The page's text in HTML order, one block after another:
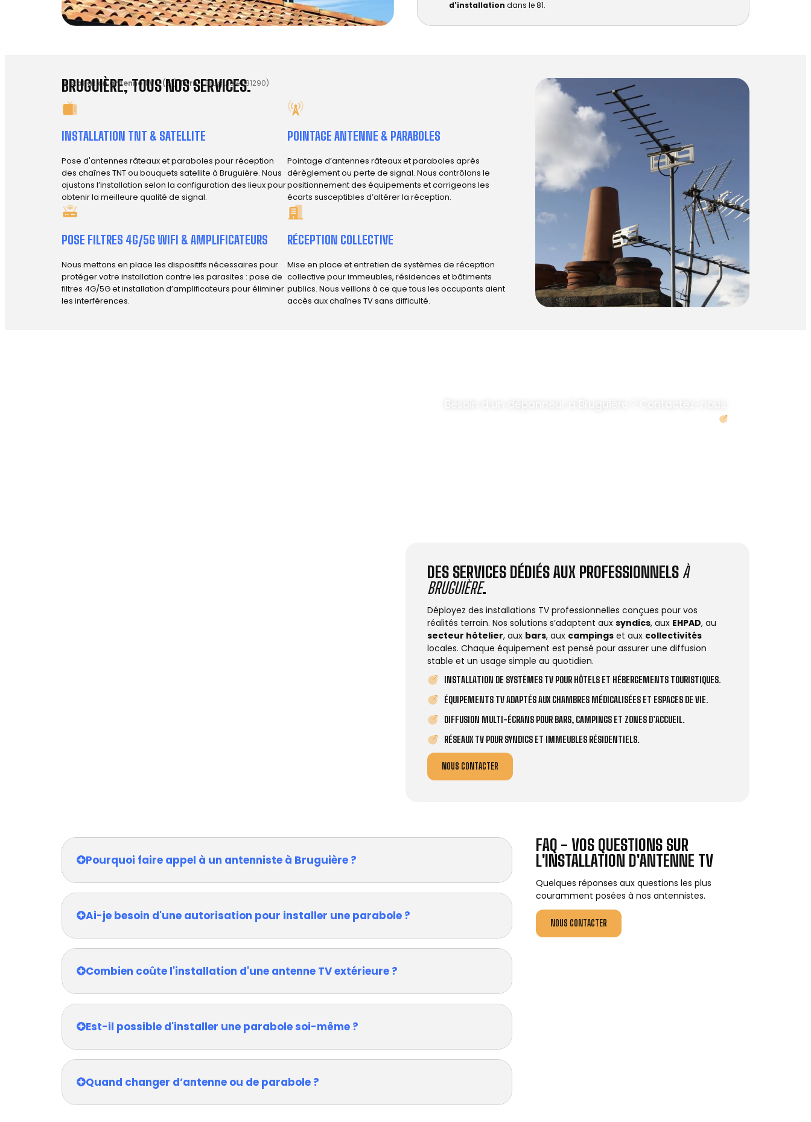
d'installation dans le 81.
Installation antenne TV-(81) Tarn-Bruguière (81290)
BRUGUIÈRE, TOUS NOS SERVICES.
INSTALLATION TNT & SATELLITE
Pose d'antennes râteaux et paraboles pour réception
des chaînes TNT ou bouquets satellite à Bruguière. Nous
ajustons l’installation selon la configuration des lieux pour
obtenir la meilleure qualité de signal.
POINTAGE ANTENNE & PARABOLES
Pointage d’antennes râteaux et paraboles après
dérèglement ou perte de signal. Nous contrôlons le
positionnement des équipements et corrigeons les
écarts susceptibles d’altérer la réception.
POSE FILTRES 4G/5G WIFI & AMPLIFICATEURS
Nous mettons en place les dispositifs nécessaires pour
protéger votre installation contre les parasites : pose de
filtres 4G/5G et installation d’amplificateurs pour éliminer
les interférences.
RÉCEPTION COLLECTIVE
Mise en place et entretien de systèmes de réception
collective pour immeubles, résidences et bâtiments
publics. Nous veillons à ce que tous les occupants aient
accès aux chaînes TV sans difficulté.
Besoin d’un dépanneur à Bruguière ? Contactez-nous.
DES SERVICES DÉDIÉS AUX PROFESSIONNELS À
BRUGUIÈRE.
Déployez des installations TV professionnelles conçues pour vos
réalités terrain. Nos solutions s’adaptent aux syndics, aux EHPAD, au
secteur hôtelier, aux bars, aux campings et aux collectivités
locales. Chaque équipement est pensé pour assurer une diffusion
stable et un usage simple au quotidien.
INSTALLATION DE SYSTÈMES TV POUR HÔTELS ET HÉBERGEMENTS TOURISTIQUES.
ÉQUIPEMENTS TV ADAPTÉS AUX CHAMBRES MÉDICALISÉES ET ESPACES DE VIE.
DIFFUSION MULTI-ÉCRANS POUR BARS, CAMPINGS ET ZONES D’ACCUEIL.
RÉSEAUX TV POUR SYNDICS ET IMMEUBLES RÉSIDENTIELS.
NOUS CONTACTER
FAQ - VOS QUESTIONS SUR
L'INSTALLATION D'ANTENNE TV
Quelques réponses aux questions les plus
couramment posées à nos antennistes.
NOUS CONTACTER
Pourquoi faire appel à un antenniste à Bruguière ?
Ai-je besoin d'une autorisation pour installer une parabole ?
Combien coûte l'installation d'une antenne TV extérieure ?
Est-il possible d'installer une parabole soi-même ?
Quand changer d’antenne ou de parabole ?